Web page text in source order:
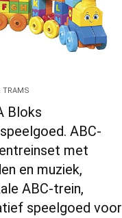
TRAMS
Bloks
ABC-
met
en muziek,
ABC-trein,
speelgoed voor